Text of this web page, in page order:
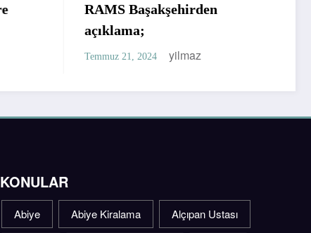
RAMS Başakşehirden
açıklama;
Temmuz 21, 2024 yilmaz
KONULAR
Abiye Abiye Kiralama Alçıpan Ustası